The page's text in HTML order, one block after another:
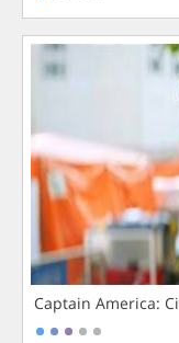
Captain America: